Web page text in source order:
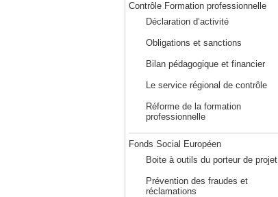
Contrôle Formation professionnelle
Déclaration d’activité
Obligations et sanctions
Bilan pédagogique et financier
Le service régional de contrôle
Réforme de la formation
professionnelle
Fonds Social Européen
Boite à outils du porteur de projet
Prévention des fraudes et
réclamations